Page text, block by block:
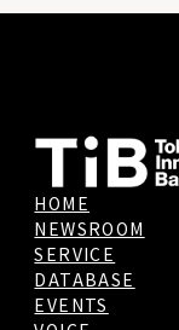
HOME
NEWSROOM
SERVICE
DATABASE
EVENTS